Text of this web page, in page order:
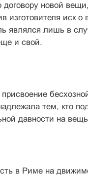
новой
изготовителя иск
являлся лишь в
и свой.
тем, кто
давности на
в Риме на